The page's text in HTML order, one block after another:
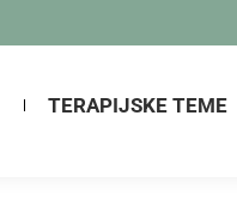
TERAPIJSKE TEME